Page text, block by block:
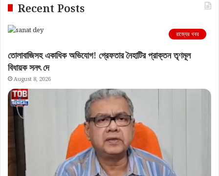
Recent Posts
রাজ্যের খবর
তোলাবাজিসহ একাধিক অভিযোগ! গ্রেফতার নৈহাটির প্রাক্তন তৃণমূল
বিধায়ক সনৎ দে
August 8, 2026